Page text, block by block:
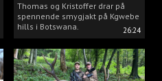
26:24
Thomas og Kristoffer drar på
spennende smygjakt på Kgwebe
hills i Botswana.